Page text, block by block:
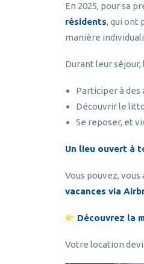
En 2025, pour sa
résidents, qui ont
manière
Durant leur séjour,
Participer à des
Découvrir le
Se reposer, et
Un lieu ouvert à
Vous pouvez,
vacances via
Découvrez la
Votre location